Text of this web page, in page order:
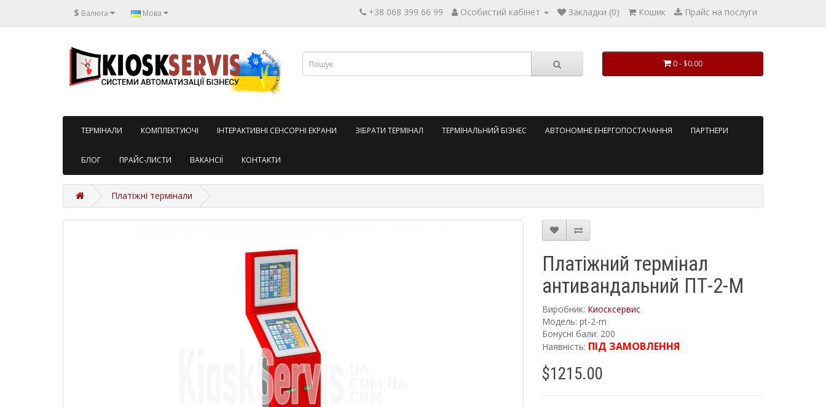
$ Валюта Мова +38 068 399 66 99 Особистий кабінет Закладки (0) Кошик Прайс на послуги
0 - $0.00
TЕРМІНАЛИ КОМПЛЕКТУЮЧІ ІНТЕРАКТИВНІ СЕНСОРНІ ЕКРАНИ ЗІБРАТИ ТЕРМІНАЛ ТЕРМІНАЛЬНИЙ БІЗНЕС АВТОНОМНЕ ЕНЕРГОПОСТАЧАННЯ ПАРТНЕРИ
БЛОГ ПРАЙС-ЛИСТИ ВАКАНСІЇ КОНТАКТИ
Платіжні термінали
Платіжний термінал
антивандальний ПТ-2-M
Виробник: Киосксервис
Модель: pt-2-m
Бонусні бали: 200
Наявність: ПІД ЗАМОВЛЕННЯ
$1215.00